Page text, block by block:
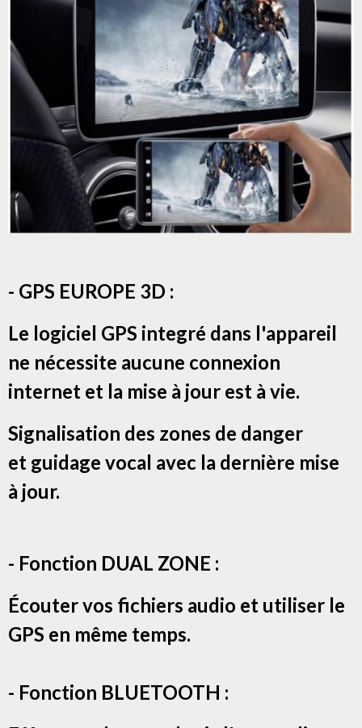
- GPS EUROPE 3D :
Le logiciel GPS integré dans l'appareil
ne nécessite aucune connexion
internet et la mise à jour est à vie.
Signalisation des zones de danger
et guidage vocal avec la dernière mise
à jour.
- Fonction DUAL ZONE :
Écouter vos fichiers audio et utiliser le
GPS en même temps.
- Fonction BLUETOOTH :